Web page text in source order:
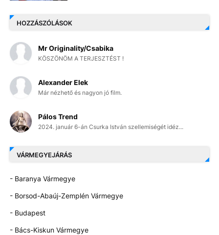
HOZZÁSZÓLÁSOK
Mr Originality/Csabika
KÖSZÖNÖM A TERJESZTÉST !
Alexander Elek
Már nézhető és nagyon jó film.
Pálos Trend
2024. január 6-án Csurka István szellemiségét idéz...
VÁRMEGYEJÁRÁS
- Baranya Vármegye
- Borsod-Abaúj-Zemplén Vármegye
- Budapest
- Bács-Kiskun Vármegye